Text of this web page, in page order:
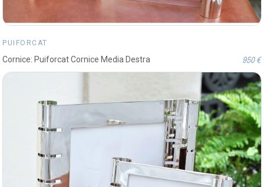
PUIFORCAT
Cornice: Puiforcat Cornice Media Destra 950 €